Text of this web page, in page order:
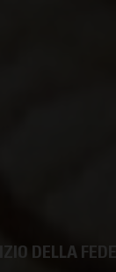
DELLA